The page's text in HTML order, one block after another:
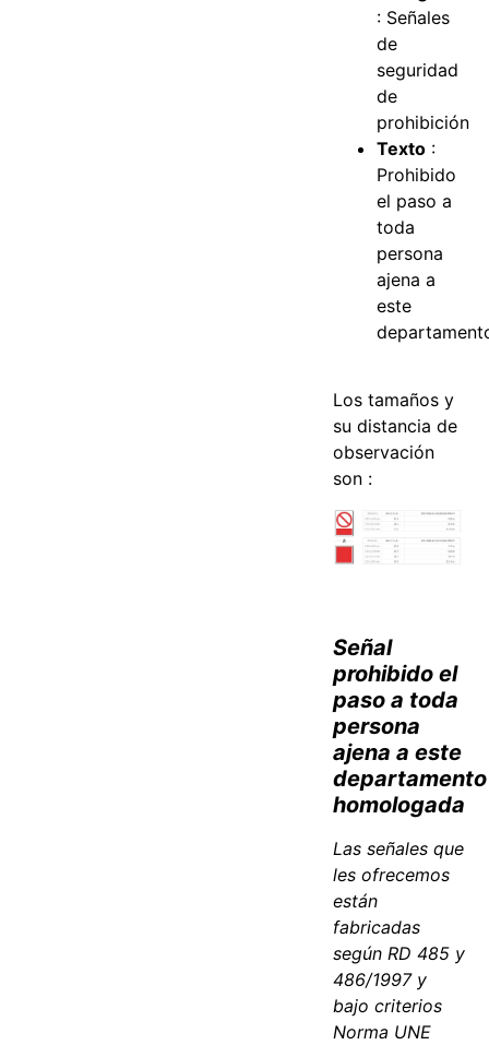
: Señales
de
seguridad
de
prohibición
Texto :
Prohibido
el paso a
toda
persona
ajena a
este
Los tamaños y
su distancia de
observación
son :
Señal
prohibido el
paso a toda
persona
ajena a este
departamento
homologada
Las señales que
les ofrecemos
están
fabricadas
según RD 485 y
486/1997 y
bajo criterios
Norma UNE